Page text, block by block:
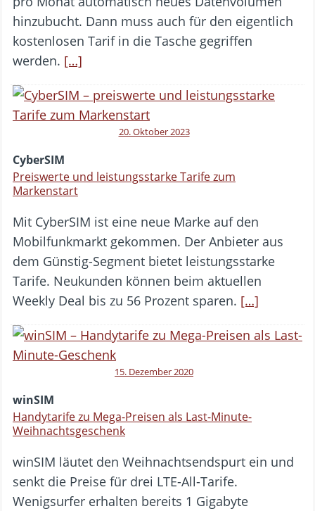
hinzubucht. Dann muss auch für den eigentlich
kostenlosen Tarif in die Tasche gegriffen
werden. […]
20. Oktober 2023
CyberSIM
Preiswerte und leistungsstarke Tarife zum
Markenstart
Mit CyberSIM ist eine neue Marke auf den
Mobilfunkmarkt gekommen. Der Anbieter aus
dem Günstig-Segment bietet leistungsstarke
Tarife. Neukunden können beim aktuellen
Weekly Deal bis zu 56 Prozent sparen. […]
15. Dezember 2020
winSIM
Handytarife zu Mega-Preisen als Last-Minute-
Weihnachtsgeschenk
winSIM läutet den Weihnachtsendspurt ein und
senkt die Preise für drei LTE-All-Tarife.
Wenigsurfer erhalten bereits 1 Gigabyte